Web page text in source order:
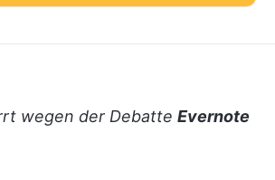
wegen der Debatte Evernote